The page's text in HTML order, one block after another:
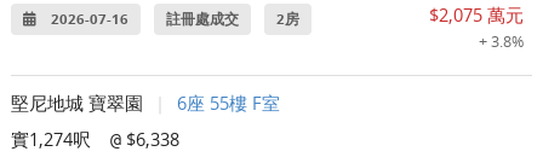
2026-07-16 註冊處成交 2房 $2,075 萬元
+ 3.8%
堅尼地城 寶翠園
6座 55樓 F室
實1,274呎
@ $6,338